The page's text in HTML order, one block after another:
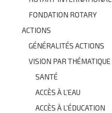
FONDATION ROTARY
ACTIONS
GÉNÉRALITÉS ACTIONS
VISION PAR THÉMATIQUE
SANTÉ
ACCÈS À L’EAU
ACCÈS À L’ÉDUCATION